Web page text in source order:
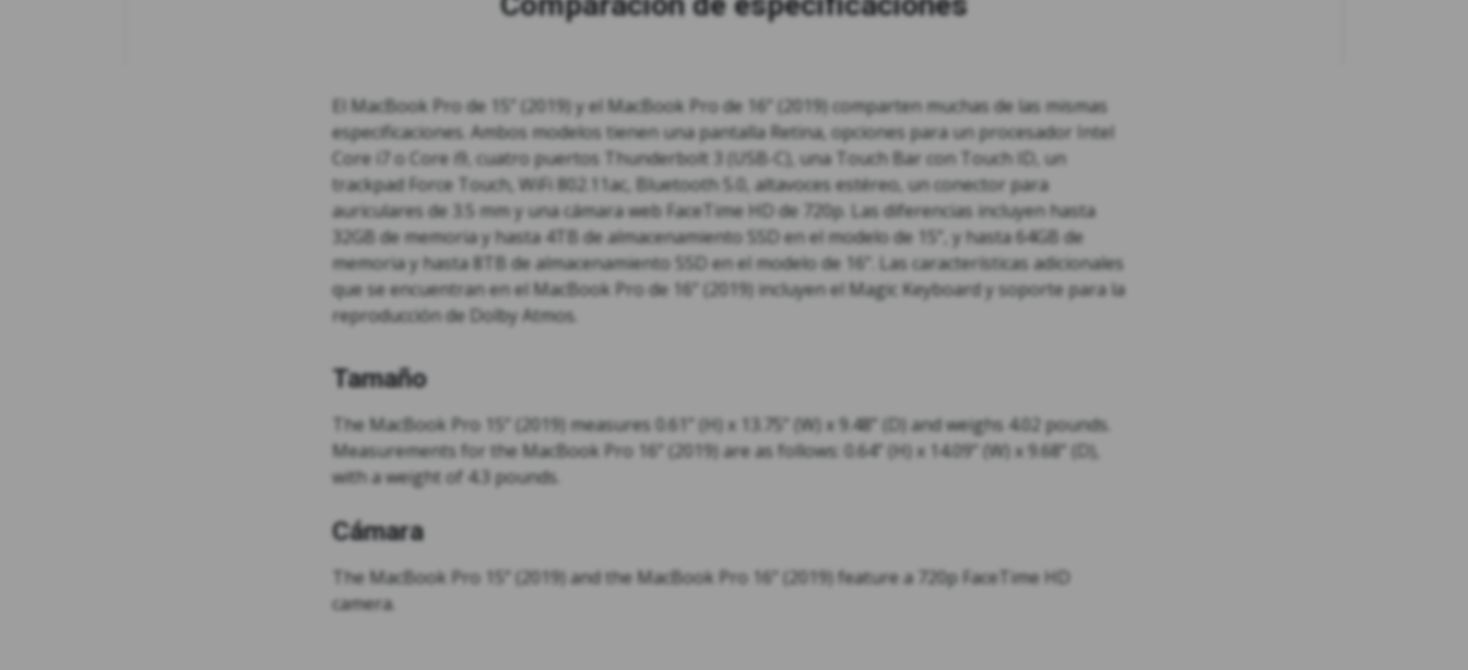
El MacBook Pro de 15” (2019) y el MacBook Pro de 16” (2019) comparten muchas de las mismas
especificaciones. Ambos modelos tienen una pantalla Retina, opciones para un procesador Intel
Core i7 o Core i9, cuatro puertos Thunderbolt 3 (USB-C), una Touch Bar con Touch ID, un
trackpad Force Touch, WiFi 802.11ac, Bluetooth 5.0, altavoces estéreo, un conector para
auriculares de 3.5 mm y una cámara web FaceTime HD de 720p. Las diferencias incluyen hasta
32GB de memoria y hasta 4TB de almacenamiento SSD en el modelo de 15”, y hasta 64GB de
memoria y hasta 8TB de almacenamiento SSD en el modelo de 16”. Las características adicionales
que se encuentran en el MacBook Pro de 16” (2019) incluyen el Magic Keyboard y soporte para la
reproducción de Dolby Atmos.
Tamaño
The MacBook Pro 15” (2019) measures 0.61” (H) x 13.75” (W) x 9.48” (D) and weighs 4.02 pounds.
Measurements for the MacBook Pro 16” (2019) are as follows: 0.64” (H) x 14.09” (W) x 9.68” (D),
with a weight of 4.3 pounds.
Cámara
The MacBook Pro 15” (2019) and the MacBook Pro 16” (2019) feature a 720p FaceTime HD
camera.